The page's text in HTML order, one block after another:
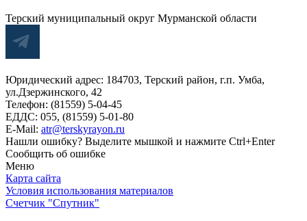
Терский муниципальный округ Мурманской области
Юридический адрес: 184703, Терский район, г.п. Умба,
ул.Дзержинского, 42
Телефон: (81559) 5-04-45
ЕДДС: 055, (81559) 5-01-80
E-Mail: atr@terskyrayon.ru
Нашли ошибку? Выделите мышкой и нажмите Ctrl+Enter
Сообщить об ошибке
Меню
Карта сайта
Условия использования материалов
Счетчик "Спутник"